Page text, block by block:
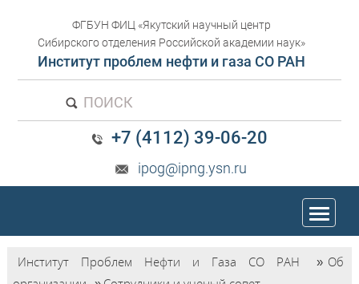
ФГБУН ФИЦ «Якутский научный центр
Сибирского отделения Российской академии наук»
Институт проблем нефти и газа СО РАН
ПОИСК
+7 (4112) 39-06-20
ipog@ipng.ysn.ru
trk
Институт Проблем Нефти и Газа СО РАН » Об